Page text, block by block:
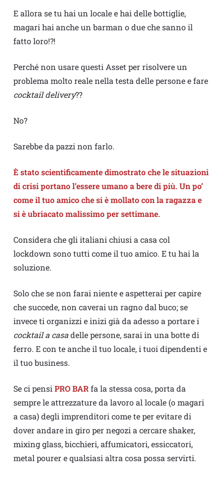
E allora se tu hai un locale e hai delle bottiglie,
magari hai anche un barman o due che sanno il
fatto loro!?!
Perché non usare questi Asset per risolvere un
problema molto reale nella testa delle persone e fare
cocktail delivery??
No?
Sarebbe da pazzi non farlo.
È stato scientificamente dimostrato che le situazioni
di crisi portano l’essere umano a bere di più. Un po’
come il tuo amico che si è mollato con la ragazza e
si è ubriacato malissimo per settimane.
Considera che gli italiani chiusi a casa col
lockdown sono tutti come il tuo amico. E tu hai la
soluzione.
Solo che se non farai niente e aspetterai per capire
che succede, non caverai un ragno dal buco; se
invece ti organizzi e inizi già da adesso a portare i
cocktail a casadelle persone, sarai in una botte di
ferro. E con te anche il tuo locale, i tuoi dipendenti e
il tuo business.
Se ci pensiPRO BARfa la stessa cosa, porta da
sempre le attrezzature da lavoro al locale (o magari
a casa) degli imprenditori come te per evitare di
dover andare in giro per negozi a cercare shaker,
mixing glass, bicchieri, affumicatori, essiccatori,
metal pourer e qualsiasi altra cosa possa servirti.